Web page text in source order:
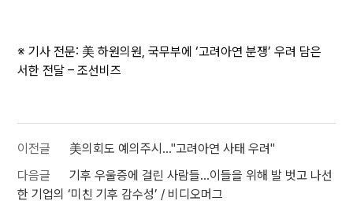
※ 기사 전문: 美 하원의원, 국무부에 ‘고려아연 분쟁’ 우려 담은
서한 전달 – 조선비즈
이전글
美의회도 예의주시…"고려아연 사태 우려"
다음글
기후 우울증에 걸린 사람들...이들을 위해 발 벗고 나선
한 기업의 ‘미친 기후 감수성’ / 비디오머그